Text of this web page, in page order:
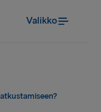
Valikko